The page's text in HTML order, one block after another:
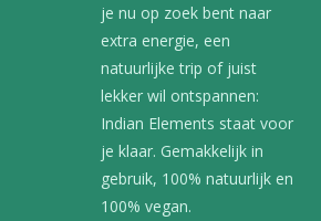
je nu op zoek bent naar
extra energie, een
natuurlijke trip of juist
lekker wil ontspannen:
Indian Elements staat voor
je klaar. Gemakkelijk in
gebruik, 100% natuurlijk en
100% vegan.